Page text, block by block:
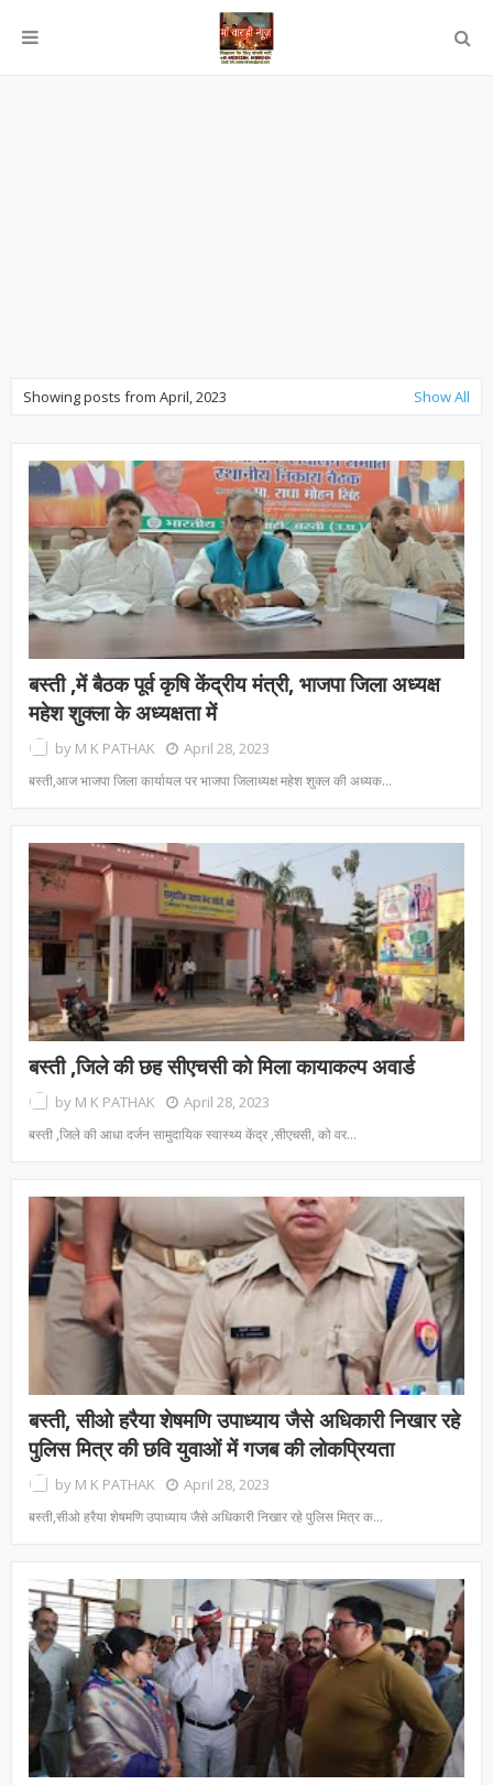
Showing posts from April, 2023 Show All
बस्ती ,में बैठक पूर्व कृषि केंद्रीय मंत्री, भाजपा जिला अध्यक्ष
महेश शुक्ला के अध्यक्षता में
by M K PATHAK April 28, 2023
बस्ती,आज भाजपा जिला कार्यायल पर भाजपा जिलाध्यक्ष महेश शुक्ल की अध्यक…
बस्ती ,जिले की छह सीएचसी को मिला कायाकल्प अवार्ड
by M K PATHAK April 28, 2023
बस्ती ,जिले की आधा दर्जन सामुदायिक स्वास्थ्य केंद्र ,सीएचसी, को वर…
बस्ती, सीओ हरैया शेषमणि उपाध्याय जैसे अधिकारी निखार रहे
पुलिस मित्र की छवि युवाओं में गजब की लोकप्रियता
by M K PATHAK April 28, 2023
बस्ती,सीओ हरैया शेषमणि उपाध्याय जैसे अधिकारी निखार रहे पुलिस मित्र क…